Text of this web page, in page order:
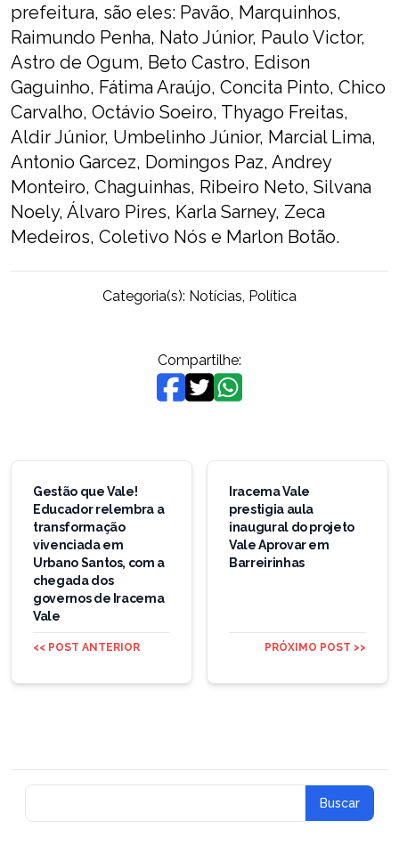
prefeitura, são eles: Pavão, Marquinhos,
Raimundo Penha, Nato Júnior, Paulo Victor,
Astro de Ogum, Beto Castro, Edison
Gaguinho, Fátima Araújo, Concita Pinto, Chico
Carvalho, Octávio Soeiro, Thyago Freitas,
Aldir Júnior, Umbelinho Júnior, Marcial Lima,
Antonio Garcez, Domingos Paz, Andrey
Monteiro, Chaguinhas, Ribeiro Neto, Silvana
Noely, Álvaro Pires, Karla Sarney, Zeca
Medeiros, Coletivo Nós e Marlon Botão.
Categoria(s): Notícias Política
Compartilhe:
Navegação
Post
Gestão que Vale!
Educador relembra a
transformação
vivenciada em
Urbano Santos, com a
chegada dos
governos de Iracema
Vale
<< POST ANTERIOR
Iracema Vale
prestigia aula
inaugural do projeto
Vale Aprovar em
Barreirinhas
PRÓXIMO POST >>